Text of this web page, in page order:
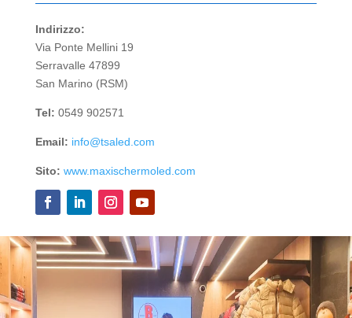
Indirizzo:
Via Ponte Mellini 19
Serravalle 47899
San Marino (RSM)
Tel: 0549 902571
Email: info@tsaled.com
Sito: www.maxischermoled.com